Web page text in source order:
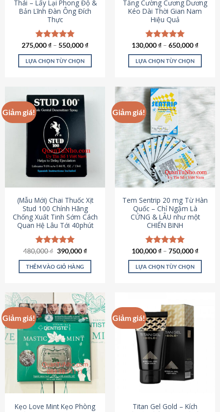
trên
trang
sản
phẩm
trên
trang
sản
phẩm
Thái – Lấy Lại Phong Độ &
Bản Lĩnh Đàn Ông Đích
Thực
Được xếp
hạng4.87
5 sao
275,000₫ – 550,000₫
LỰA CHỌN TÙY CHỌN
có
nhiều
biến
thể.
Các
tùy
chọn
được
chọn
trên
trang
sản
phẩm
Tăng Cường Cương Dương
Kéo Dài Thời Gian Nam
Hiệu Quả
Được xếp
hạng5.00
5 sao
130,000₫ – 650,000₫
LỰA CHỌN TÙY CHỌN
này
có
nhiều
biến
thể.
Các
tùy
chọn
có
thể
chọn
trên
trang
sản
phẩm
Giảm giá!
(Mẫu Mới) Chai Thuốc Xịt
Stud 100 Chính Hãng
Chống Xuất Tinh Sớm Cách
Quan Hệ Lâu Tới 40phút
Được xếp
hạng5.00
5 sao
480,000₫ Giá
là:
480,000 ₫.
390,000₫Giá
tại
THÊM VÀO GIỎ HÀNG
Giảm giá!
Tem Sentrip 20 mg Từ Hàn
Quốc – Chỉ Ngậm Là
CỨNG & LÂU như một
CHIẾN BINH
Được xếp
hạng5.00
5 sao
100,000₫ – 750,000₫
LỰA CHỌN TÙY CHỌN
có
nhiều
biến
tùy
chọn
có
Giảm giá!
Kẹo Love Mint Kẹo Phòng
Giảm giá!
Titan Gel Gold – Kích